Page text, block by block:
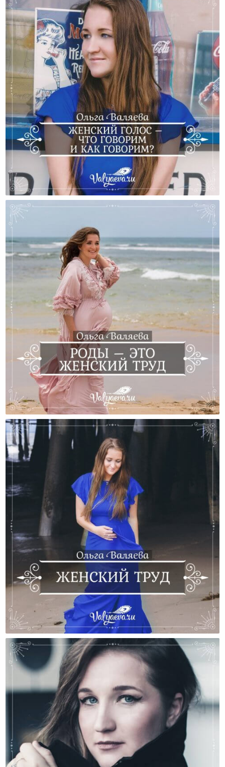
Женский Голос – Что Говорим И Как Говорим?
Роды – Это Женский Труд
Женский Труд